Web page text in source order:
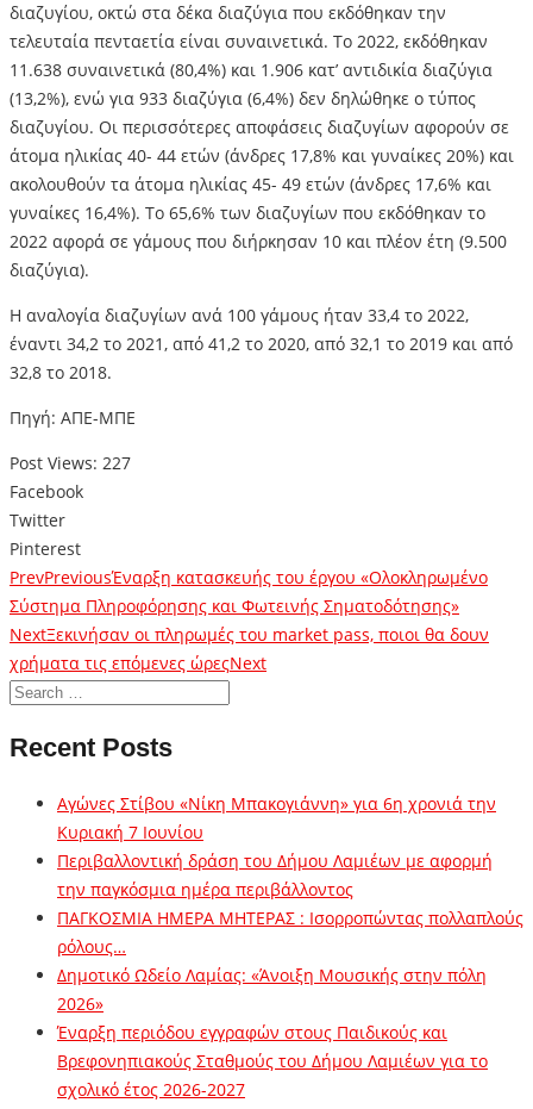
διαζυγίου, οκτώ στα δέκα διαζύγια που εκδόθηκαν την
τελευταία πενταετία είναι συναινετικά. Το 2022, εκδόθηκαν
11.638 συναινετικά (80,4%) και 1.906 κατ’ αντιδικία διαζύγια
(13,2%), ενώ για 933 διαζύγια (6,4%) δεν δηλώθηκε ο τύπος
διαζυγίου. Οι περισσότερες αποφάσεις διαζυγίων αφορούν σε
άτομα ηλικίας 40- 44 ετών (άνδρες 17,8% και γυναίκες 20%) και
ακολουθούν τα άτομα ηλικίας 45- 49 ετών (άνδρες 17,6% και
γυναίκες 16,4%). Το 65,6% των διαζυγίων που εκδόθηκαν το
2022 αφορά σε γάμους που διήρκησαν 10 και πλέον έτη (9.500
διαζύγια).
Η αναλογία διαζυγίων ανά 100 γάμους ήταν 33,4 το 2022,
έναντι 34,2 το 2021, από 41,2 το 2020, από 32,1 το 2019 και από
32,8 το 2018.
Πηγή: ΑΠΕ-ΜΠΕ
Post Views: 227
Facebook
Twitter
Pinterest
PrevPreviousΈναρξη κατασκευής του έργου «Ολοκληρωμένο
Σύστημα Πληροφόρησης και Φωτεινής Σηματοδότησης»
NextΞεκινήσαν οι πληρωμές του market pass, ποιοι θα δουν
χρήματα τις επόμενες ώρεςNext
Recent Posts
Αγώνες Στίβου «Νίκη Μπακογιάννη» για 6η χρονιά την
Κυριακή 7 Ιουνίου
Περιβαλλοντική δράση του Δήμου Λαμιέων με αφορμή
την παγκόσμια ημέρα περιβάλλοντος
ΠΑΓΚΟΣΜΙΑ ΗΜΕΡΑ ΜΗΤΕΡΑΣ : Ισορροπώντας πολλαπλούς
ρόλους…
Δημοτικό Ωδείο Λαμίας: «Άνοιξη Μουσικής στην πόλη
2026»
Έναρξη περιόδου εγγραφών στους Παιδικούς και
Βρεφονηπιακούς Σταθμούς του Δήμου Λαμιέων για το
σχολικό έτος 2026-2027